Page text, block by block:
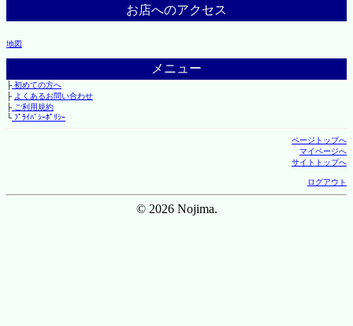
お店へのアクセス
地図
メニュー
├初めての方へ
├ よくあるお問い合わせ
├ご利用規約
└ﾌﾟﾗｲﾊﾞｼｰﾎﾟﾘｼｰ
ページトップへ
マイページへ
サイトトップへ
ログアウト
© 2026 Nojima.